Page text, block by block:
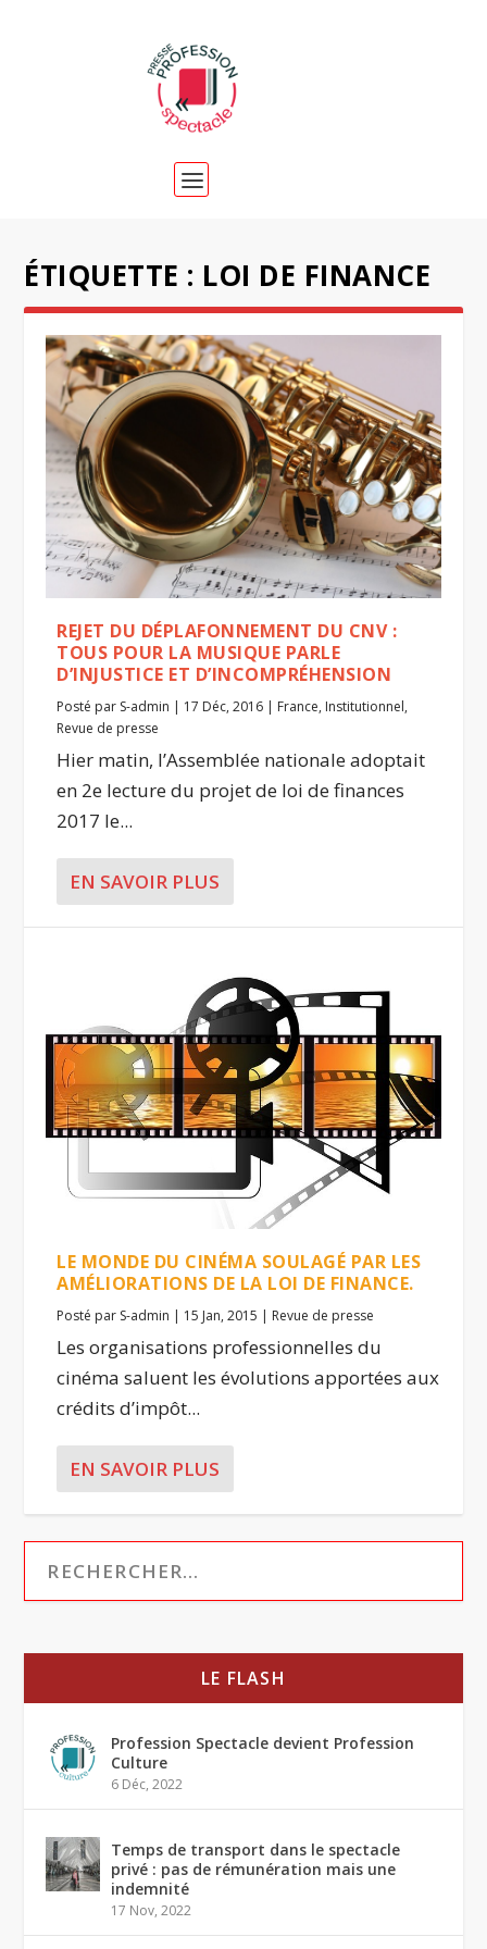
ÉTIQUETTE : LOI DE FINANCE
REJET DU DÉPLAFONNEMENT DU CNV :
TOUS POUR LA MUSIQUE PARLE
D’INJUSTICE ET D’INCOMPRÉHENSION
Posté par S-admin | 17 Déc, 2016 | France, Institutionnel,
Revue de presse
Hier matin, l’Assemblée nationale adoptait
en 2e lecture du projet de loi de finances
2017 le...
EN SAVOIR PLUS
LE MONDE DU CINÉMA SOULAGÉ PAR LES
AMÉLIORATIONS DE LA LOI DE FINANCE.
Posté par S-admin | 15 Jan, 2015 | Revue de presse
Les organisations professionnelles du
cinéma saluent les évolutions apportées aux
crédits d’impôt...
EN SAVOIR PLUS
LE FLASH
Profession Spectacle devient Profession
Culture
6 Déc, 2022
Temps de transport dans le spectacle
privé : pas de rémunération mais une
indemnité
17 Nov, 2022